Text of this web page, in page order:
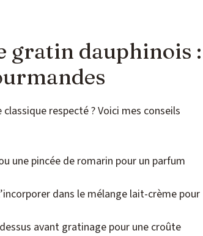
gratin dauphinois :
respecté ? Voici mes conseils
une pincée de romarin pour un parfum
dans le mélange lait-crème pour
avant gratinage pour une croûte